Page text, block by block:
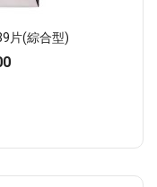
片(綜合型)